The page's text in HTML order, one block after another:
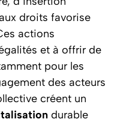
droits favorise
actions
et à offrir de
pour les
des acteurs
créent un
durable